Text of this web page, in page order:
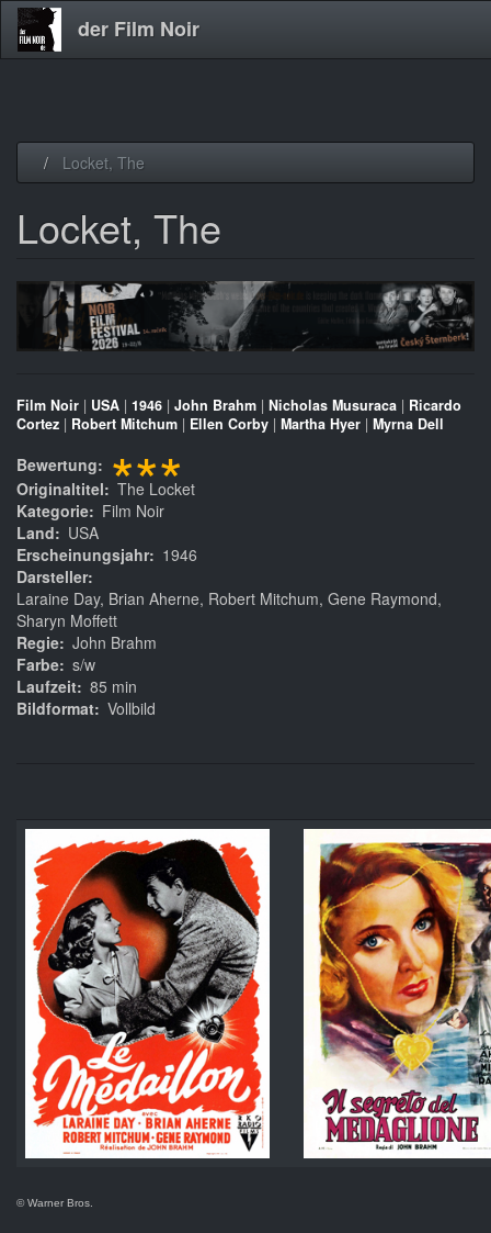
der Film Noir
Locket, The
Locket, The
Film Noir | USA | 1946 | John Brahm | Nicholas Musuraca | Ricardo
Cortez | Robert Mitchum | Ellen Corby | Martha Hyer | Myrna Dell
Bewertung ***
Originaltitel
The Locket
Kategorie
Film Noir
Land
USA
Erscheinungsjahr
1946
Darsteller
Laraine Day, Brian Aherne, Robert Mitchum, Gene Raymond,
Sharyn Moffett
Regie John Brahm
Farbe s/w
Laufzeit 85 min
Bildformat Vollbild
© Warner Bros.